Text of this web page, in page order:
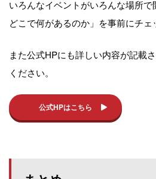
いろんなイベントがいろんな場所
どこで何があるのか」を事前にチェ
また公式HPにも詳しい内容が記載
ください。
公式HPはこちら